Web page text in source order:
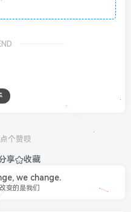
个赞呗
享
收藏
we change.
变的是我们